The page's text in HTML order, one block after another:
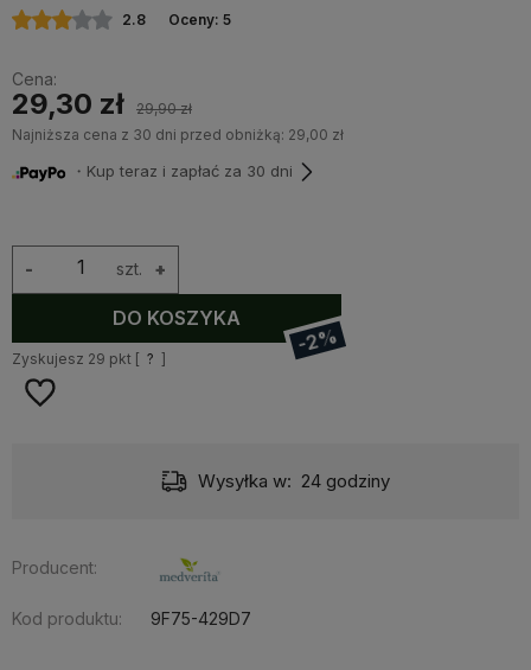
2.8 Oceny: 5
Cena:
29,30 zł
29,90 zł
Najniższa cena z 30 dni przed obniżką: 29,00 zł
・Kup teraz i zapłać za 30 dni
szt. +
-
DO KOSZYKA
-2%
Zyskujesz 29 pkt [ ? ]
Wysyłka w: 24 godziny
Producent:
Kod produktu: 9F75-429D7